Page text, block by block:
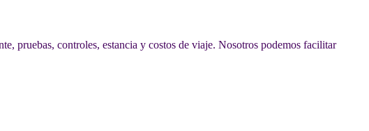
pruebas, controles, estancia y costos de viaje. Nosotros podemos facilitar